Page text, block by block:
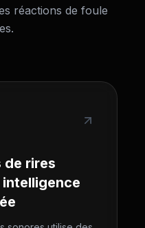
réactions de foule
de rires